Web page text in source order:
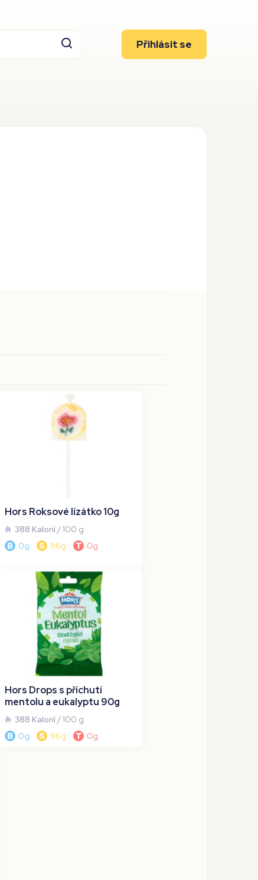
Přihlásit se
Hors Roksové lízátko 10g
388 Kalorií/ 100 g
B
0g S 96g T 0g
Hors Drops s příchutí
mentolu a eukalyptu 90g
388 Kalorií/ 100 g
B
0g S 96g T 0g